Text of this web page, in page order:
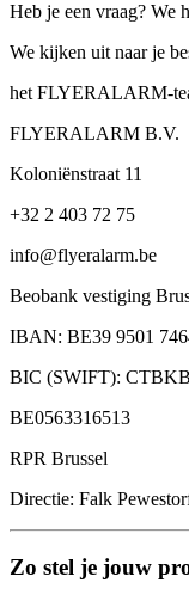
Heb je een vraag? We
We kijken uit naar je
het FLYERALARM-
FLYERALARM B.V.
Koloniënstraat 11
+32 2 403 72 75
info@flyeralarm.be
Beobank vestiging
IBAN: BE39 9501
BIC (SWIFT):
BE0563316513
RPR Brussel
Directie: Falk
Zo stel je jouw